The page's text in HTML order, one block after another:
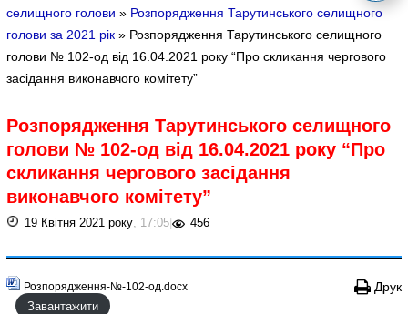
селищного голови» Розпорядження Тарутинського селищного
голови за 2021 рік» Розпорядження Тарутинського селищного
голови № 102-од від 16.04.2021 року “Про скликання чергового
засідання виконавчого комітету”
Розпорядження Тарутинського селищного
голови № 102-од від 16.04.2021 року “Про
скликання чергового засідання
виконавчого комітету”
19 Квітня 2021 року, 17:05| 456
Розпорядження-№-102-од.docx
Завантажити
Друк